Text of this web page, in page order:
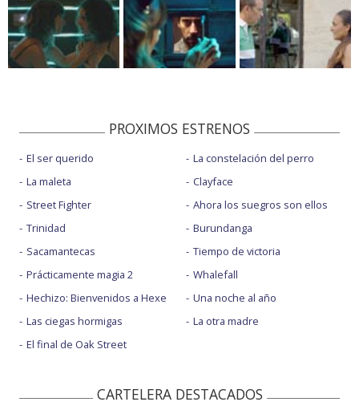
PROXIMOS ESTRENOS
El ser querido
La maleta
Street Fighter
Trinidad
Sacamantecas
Prácticamente magia 2
Hechizo: Bienvenidos a Hexe
Las ciegas hormigas
El final de Oak Street
La constelación del perro
Clayface
Ahora los suegros son ellos
Burundanga
Tiempo de victoria
Whalefall
Una noche al año
La otra madre
CARTELERA DESTACADOS